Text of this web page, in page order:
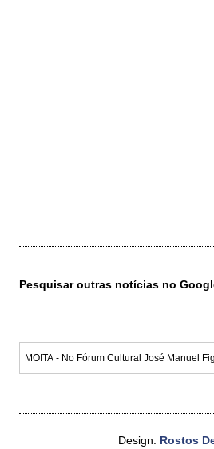
Pesquisar outras notícias no
Design: Rostos